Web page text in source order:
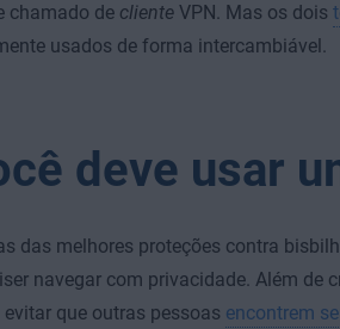
chamado de clienteVPN. Mas os dois
usados de forma intercambiável.
deve usar
das melhores proteções contra
navegar com privacidade. Além de
que outras pessoas encontrem